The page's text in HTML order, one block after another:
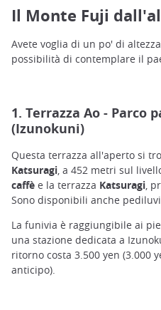
Il Monte Fuji
Avete voglia di un po' di
possibilità di contemplare il
1. Terrazza Ao - Parco
(Izunokuni)
Questa terrazza all'aperto si
Katsuragi, a 452 metri sul
caffè e la terrazza Katsuragi,
Sono disponibili anche pediluvi
La funivia è raggiungibile ai
una stazione dedicata a
ritorno costa 3.500 yen (3.000
anticipo).